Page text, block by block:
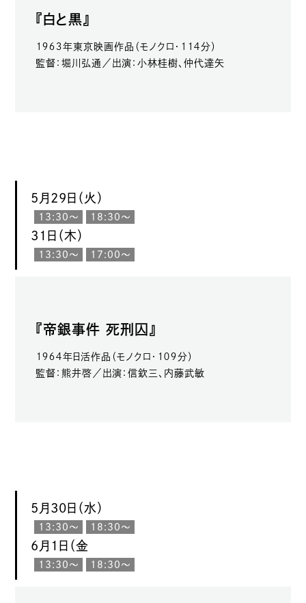
『白と黒』
１９６３年東京映画作品（モノクロ・１１４分）
監督：堀川弘通／出演：小林桂樹、仲代達矢
5月29日（火）
13:30〜 18:30〜
31日（木）
13:30〜 17:00〜
『帝銀事件 死刑囚』
１９６４年日活作品（モノクロ・１０９分）
監督：熊井啓／出演：信欽三、内藤武敏
5月30日（水）
13:30〜 18:30〜
6月1日（金
13:30〜 18:30〜